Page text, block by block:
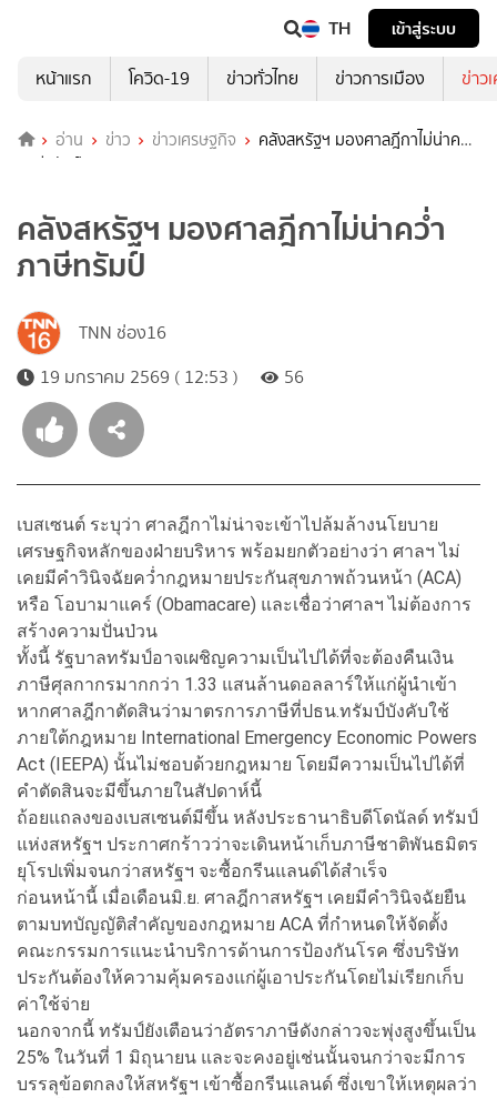
TH
เข้าสู่ระบบ
หน้าแรก
โควิด-19 ข่าวทั่วไทย ข่าวการเมือง ข่าว
อ่าน ข่าว ข่าวเศรษฐกิจ
คลังสหรัฐฯ มองศาลฎีกาไม่น่าคว่ำ
ภาษีทรัมป์
คลังสหรัฐฯ มองศาลฎีกาไม่น่าคว่ำ
ภาษีทรัมป์
TNN ช่อง16
19 มกราคม 2569 ( 12:53 )
56
เบสเซนต์ ระบุว่า ศาลฎีกาไม่น่าจะเข้าไปล้มล้างนโยบาย
เศรษฐกิจหลักของฝ่ายบริหาร พร้อมยกตัวอย่างว่า ศาลฯ ไม่
เคยมีคำวินิจฉัยคว่ำกฎหมายประกันสุขภาพถ้วนหน้า (ACA)
หรือ โอบามาแคร์ (Obamacare) และเชื่อว่าศาลฯ ไม่ต้องการ
สร้างความปั่นป่วน
ทั้งนี้ รัฐบาลทรัมป์อาจเผชิญความเป็นไปได้ที่จะต้องคืนเงิน
ภาษีศุลกากรมากกว่า 1.33 แสนล้านดอลลาร์ให้แก่ผู้นำเข้า
หากศาลฎีกาตัดสินว่ามาตรการภาษีที่ปธน.ทรัมป์บังคับใช้
ภายใต้กฎหมาย International Emergency Economic Powers
Act (IEEPA) นั้นไม่ชอบด้วยกฎหมาย โดยมีความเป็นไปได้ที่
คำตัดสินจะมีขึ้นภายในสัปดาห์นี้
ถ้อยแถลงของเบสเซนต์มีขึ้น หลังประธานาธิบดีโดนัลด์ ทรัมป์
แห่งสหรัฐฯ ประกาศกร้าวว่าจะเดินหน้าเก็บภาษีชาติพันธมิตร
ยุโรปเพิ่มจนกว่าสหรัฐฯ จะซื้อกรีนแลนด์ได้สำเร็จ
ก่อนหน้านี้ เมื่อเดือนมิ.ย. ศาลฎีกาสหรัฐฯ เคยมีคำวินิจฉัยยืน
ตามบทบัญญัติสำคัญของกฎหมาย ACA ที่กำหนดให้จัดตั้ง
คณะกรรมการแนะนำบริการด้านการป้องกันโรค ซึ่งบริษัท
ประกันต้องให้ความคุ้มครองแก่ผู้เอาประกันโดยไม่เรียกเก็บ
ค่าใช้จ่าย
นอกจากนี้ ทรัมป์ยังเตือนว่าอัตราภาษีดังกล่าวจะพุ่งสูงขึ้นเป็น
25% ในวันที่ 1 มิถุนายน และจะคงอยู่เช่นนั้นจนกว่าจะมีการ
บรรลุข้อตกลงให้สหรัฐฯ เข้าซื้อกรีนแลนด์ ซึ่งเขาให้เหตุผลว่า